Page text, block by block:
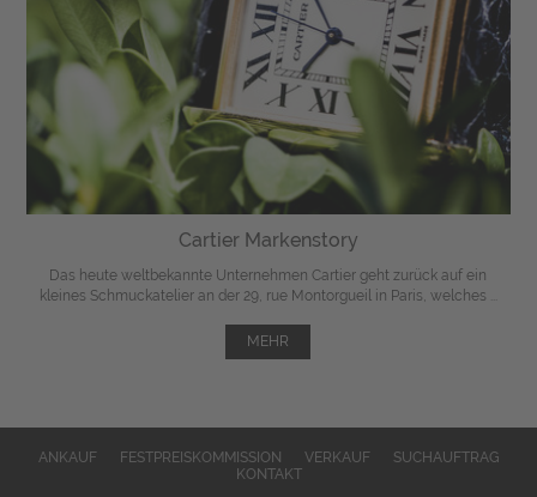
Cartier Markenstory
Das heute weltbekannte Unternehmen Cartier geht zurück auf ein
kleines Schmuckatelier an der 29, rue Montorgueil in Paris, welches ...
MEHR
ANKAUF FESTPREISKOMMISSION VERKAUF
SUCHAUFTRAG
KONTAKT